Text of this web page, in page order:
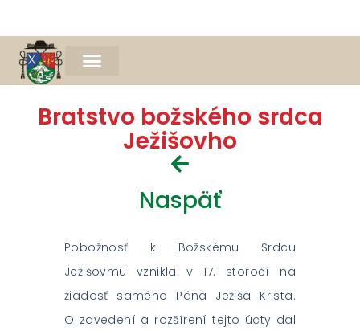
Bratstvo božského srdca
Ježišovho
Naspäť
Pobožnosť k Božskému Srdcu
Ježišovmu vznikla v 17. storočí na
žiadosť samého Pána Ježiša Krista.
O zavedení a rozšírení tejto úcty dal